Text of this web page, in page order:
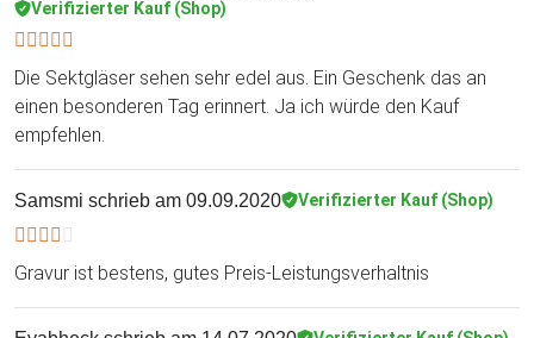
Verifizierter Kauf (Shop)
Die Sektgläser sehen sehr edel aus. Ein Geschenk das an
einen besonderen Tag erinnert. Ja ich würde den Kauf
empfehlen.
Samsmi schrieb am 09.09.2020 Verifizierter Kauf (Shop)
Gravur ist bestens, gutes Preis-Leistungsverhaltnis